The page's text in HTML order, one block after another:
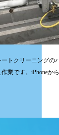
トクリーニングの
業です。iPhoneか